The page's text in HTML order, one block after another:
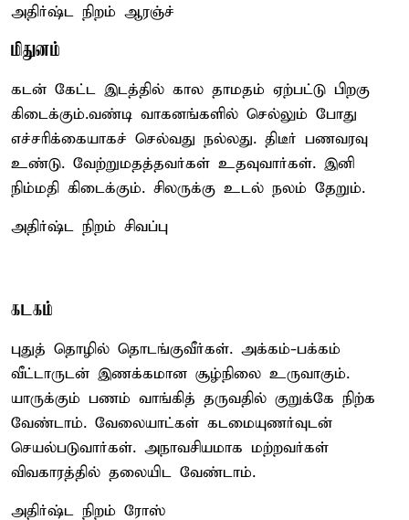
அதிர்ஷ்ட நிறம் ஆரஞ்ச்
மிதுனம்
கடன் கேட்ட இடத்தில் கால தாமதம் ஏற்பட்டு பிறகு
கிடைக்கும்.வண்டி வாகனங்களில் செல்லும் போது
எச்சரிக்கையாகச் செல்வது நல்லது. திடீர் பணவரவு
உண்டு. வேற்றுமதத்தவர்கள் உதவுவார்கள். இனி
நிம்மதி கிடைக்கும். சிலருக்கு உடல் நலம் தேறும்.
அதிர்ஷ்ட நிறம் சிவப்பு
கடகம்
புதுத் தொழில் தொடங்குவீர்கள். அக்கம்-பக்கம்
வீட்டாருடன் இணக்கமான சூழ்நிலை உருவாகும்.
யாருக்கும் பணம் வாங்கித் தருவதில் குறுக்கே நிற்க
வேண்டாம். வேலையாட்கள் கடமையுணர்வுடன்
செயல்படுவார்கள். அநாவசியமாக மற்றவர்கள்
விவகாரத்தில் தலையிட வேண்டாம்.
அதிர்ஷ்ட நிறம் ரோஸ்